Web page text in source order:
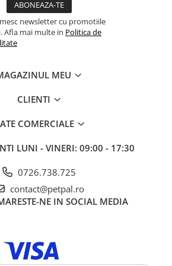
min. 0,6%, Energie metabolizabilă:
zilnică trebuie ajustată în funcție de
la discreție.
newsletter cu promotiile
Afla mai multe in Politica de
MEU
CLIENTI
COMERCIALE
LUNI - VINERI: 09:00 - 17:30
0726.738.725
contact@petpal.ro
NE IN SOCIAL MEDIA